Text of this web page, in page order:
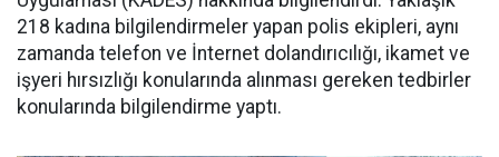
218 kadına bilgilendirmeler yapan polis ekipleri, aynı
zamanda telefon ve İnternet dolandırıcılığı, ikamet ve
işyeri hırsızlığı konularında alınması gereken tedbirler
konularında bilgilendirme yaptı.